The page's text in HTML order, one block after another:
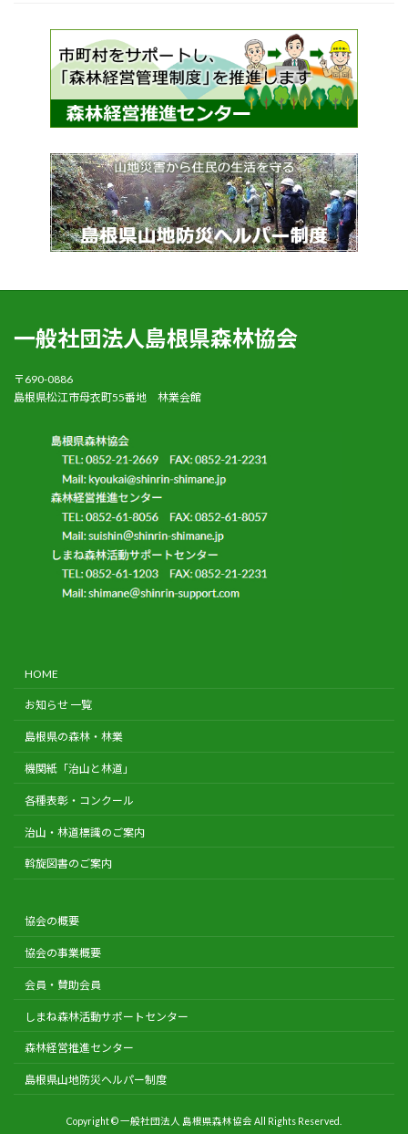
一般社団法人島根県森林協会
〒690-0886
島根県松江市母衣町55番地 林業会館
HOME
お知らせ 一覧
島根県の森林・林業
機関紙「治山と林道」
各種表彰・コンクール
治山・林道標識のご案内
斡旋図書のご案内
協会の概要
協会の事業概要
会員・賛助会員
しまね森林活動サポートセンター
森林経営推進センター
島根県山地防災ヘルパー制度
Copyright © 一般社団法人 島根県森林協会 All Rights Reserved.